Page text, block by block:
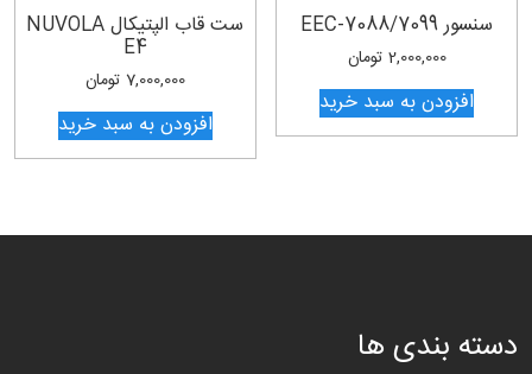
سنسور EEC-7088/7099
2,000,000 تومان
افزودن به سبد خرید
ست قاب الپتیکال NUVOLA
E4
7,000,000 تومان
افزودن به سبد خرید
دسته بندی ها